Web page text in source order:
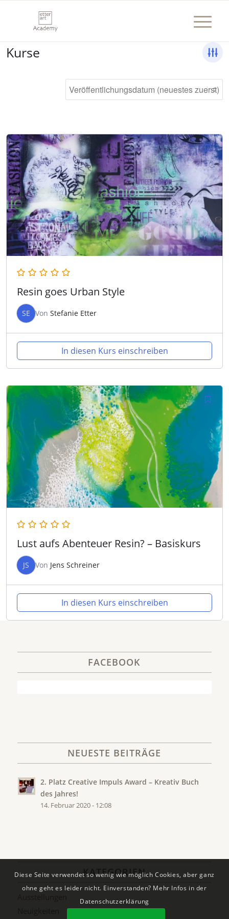
Kurse
Resin goes Urban Style
SE Von Stefanie Etter
In diesen Kurs einschreiben
Lust aufs Abenteuer Resin? – Basiskurs
JS Von Jens Schreiner
In diesen Kurs einschreiben
FACEBOOK
NEUESTE BEITRÄGE
2. Platz Creative Impuls Award – Kreativ Buch
des Jahres!
14. Februar 2020 - 12:08
KATEGORIEN
Diese Seite verwendet so wenig wie möglich Cookies, aber ganz
ohne geht es leider nicht. Einverstanden? Mehr Infos in der
Datenschutzerklärung